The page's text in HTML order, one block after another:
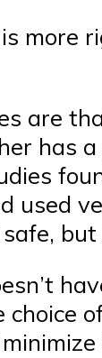
more
are
has
used